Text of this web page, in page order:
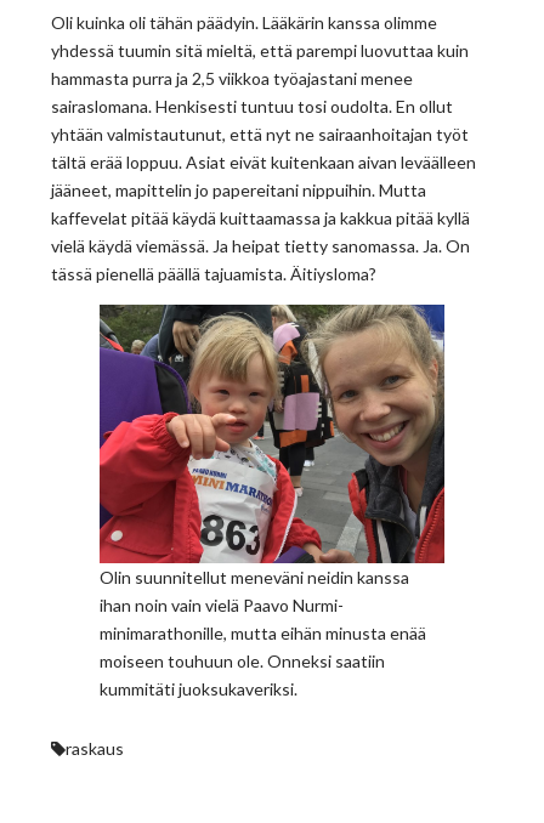
Oli kuinka oli tähän päädyin. Lääkärin kanssa olimme
yhdessä tuumin sitä mieltä, että parempi luovuttaa kuin
hammasta purra ja 2,5 viikkoa työajastani menee
sairaslomana. Henkisesti tuntuu tosi oudolta. En ollut
yhtään valmistautunut, että nyt ne sairaanhoitajan työt
tältä erää loppuu. Asiat eivät kuitenkaan aivan leväälleen
jääneet, mapittelin jo papereitani nippuihin. Mutta
kaffevelat pitää käydä kuittaamassa ja kakkua pitää kyllä
vielä käydä viemässä. Ja heipat tietty sanomassa. Ja. On
tässä pienellä päällä tajuamista. Äitiysloma?
Olin suunnitellut meneväni neidin kanssa
ihan noin vain vielä Paavo Nurmi-
minimarathonille, mutta eihän minusta enää
moiseen touhuun ole. Onneksi saatiin
kummitäti juoksukaveriksi.
raskaus